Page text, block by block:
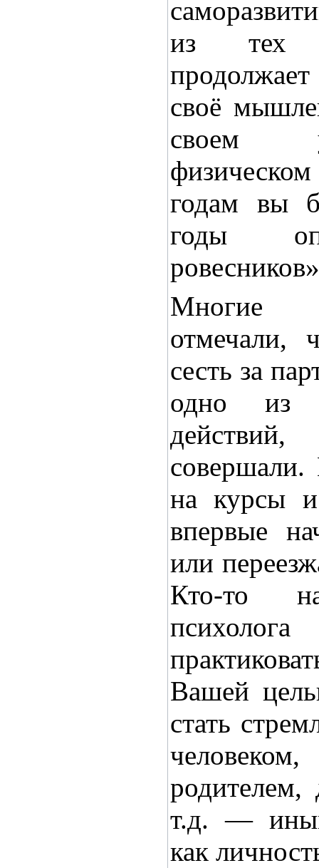
из тех
продолжает
своё
своем
годам вы
годы
Многие
отмечали,
сесть за
одно из
совершали.
на курсы
впервые
или
Кто-то
Вашей
стать
родителем,
т.д. —
как